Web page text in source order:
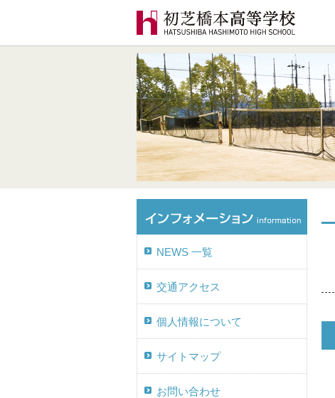
NEWS 一覧
交通アクセス
個人情報について
サイトマップ
お問い合わせ